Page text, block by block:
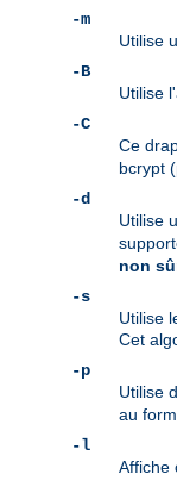
-m
Utilise
-B
Utilise
-C
Ce
bcrypt
-d
Utilise
non
-s
Utilise
Cet
-p
Utilise
au
-l
Affiche